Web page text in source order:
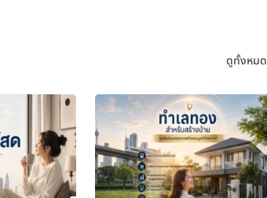
ดูทั้งหมด